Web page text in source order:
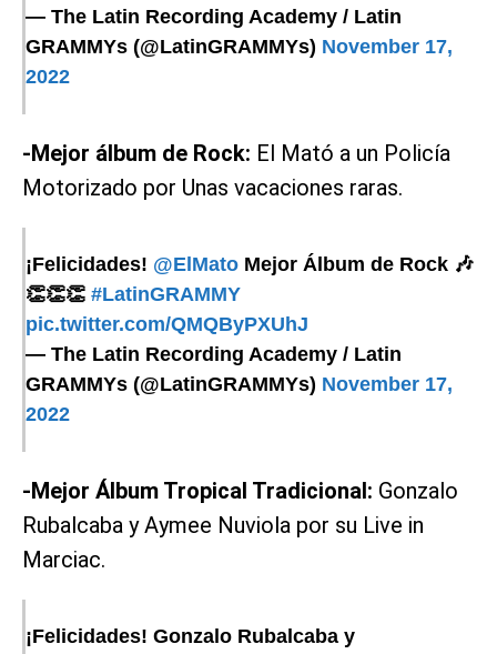
— The Latin Recording Academy / Latin
GRAMMYs (@LatinGRAMMYs) November 17,
2022
-Mejor álbum de Rock: El Mató a un Policía
Motorizado por Unas vacaciones raras.
¡Felicidades! @ElMato Mejor Álbum de Rock 🎶
👏👏👏 #LatinGRAMMY
pic.twitter.com/QMQByPXUhJ
— The Latin Recording Academy / Latin
GRAMMYs (@LatinGRAMMYs) November 17,
2022
-Mejor Álbum Tropical Tradicional: Gonzalo
Rubalcaba y Aymee Nuviola por su Live in
Marciac.
¡Felicidades! Gonzalo Rubalcaba y